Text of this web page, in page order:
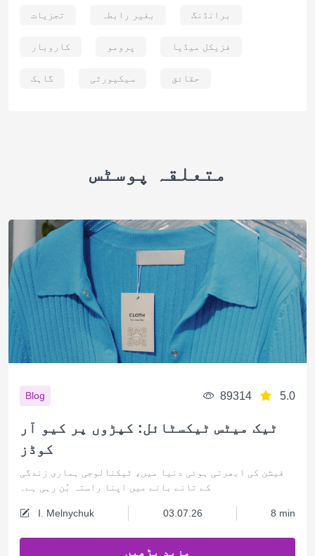
تجزیات بغیر رابطہ برانڈنگ
کاروبار پرومو فزیکل میڈیا
گاہک سیکیورٹی حقائق
متعلقہ پوسٹس
Blog 89314 5.0
ٹیک میٹس ٹیکسٹائل: کپڑوں پر کیو آر
کوڈز
فیشن کی ابھرتی ہوئی دنیا میں، ٹیکنالوجی ہماری زندگی
کے تانے بانے میں اپنا راستہ بُن رہی ہے۔
I. Melnychuk 03.07.26 8 min
مزید پڑھیں